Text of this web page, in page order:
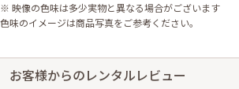
※ 映像の色味は多少実物と異なる場合がございます
色味のイメージは商品写真をご参考ください。
お客様からのレンタルレビュー